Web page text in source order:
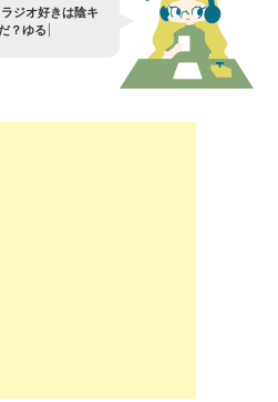
だ？ゆるさん